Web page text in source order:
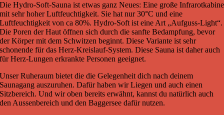
Die Hydro-Soft-Sauna ist etwas ganz Neues: Eine große Infrarotkabine
mit sehr hoher Luftfeuchtigkeit. Sie hat nur 30°C und eine
Luftfeuchtigkeit von ca 80%. Hydro-Soft ist eine Art „Aufguss-Light“.
Die Poren der Haut öffnen sich durch die sanfte Bedampfung, bevor
der Körper mit dem Schwitzen beginnt. Diese Variante ist sehr
schonende für das Herz-Kreislauf-System. Diese Sauna ist daher auch
für Herz-Lungen erkrankte Personen geeignet.
Unser Ruheraum bietet die die Gelegenheit dich nach deinem
Saunagang auszuruhen. Dafür haben wir Liegen und auch einen
Sitzbereich. Und wir oben bereits erwähnt, kannst du natürlich auch
den Aussenbereich und den Baggersee dafür nutzen.